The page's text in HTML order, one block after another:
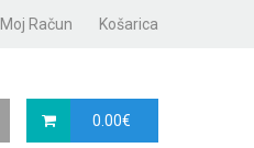
Moj Račun Košarica
0.00€